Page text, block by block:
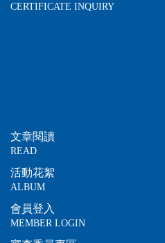
CERTIFICATE INQUIRY
文章閱讀
READ
活動花絮
ALBUM
會員登入
MEMBER LOGIN